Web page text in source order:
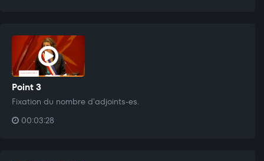
Point 3
Fixation du nombre d'adjoints-es.
00:03:28